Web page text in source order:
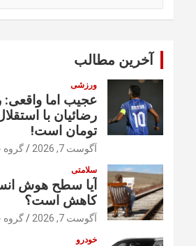
آخرین مطالب
ورزشی
عجیب اما واقعی:
تومان است!
آگوست 7, 2026 گروه
سلامتی
آیا سطح هوش
کاهش است؟
آگوست 7, 2026 گروه
خودرو